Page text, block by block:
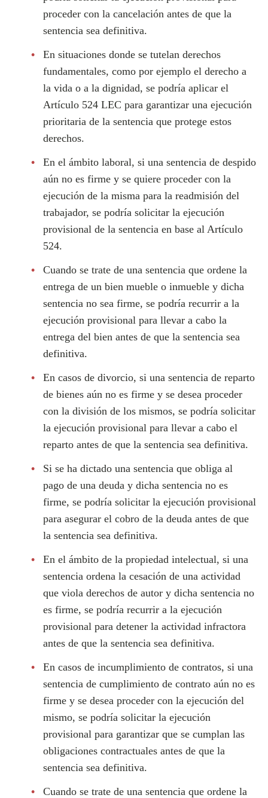
proceder con la cancelación antes de que la
sentencia sea definitiva.
En situaciones donde se tutelan derechos
fundamentales, como por ejemplo el derecho a
la vida o a la dignidad, se podría aplicar el
Artículo 524 LEC para garantizar una ejecución
prioritaria de la sentencia que protege estos
derechos.
En el ámbito laboral, si una sentencia de despido
aún no es firme y se quiere proceder con la
ejecución de la misma para la readmisión del
trabajador, se podría solicitar la ejecución
provisional de la sentencia en base al Artículo
524.
Cuando se trate de una sentencia que ordene la
entrega de un bien mueble o inmueble y dicha
sentencia no sea firme, se podría recurrir a la
ejecución provisional para llevar a cabo la
entrega del bien antes de que la sentencia sea
definitiva.
En casos de divorcio, si una sentencia de reparto
de bienes aún no es firme y se desea proceder
con la división de los mismos, se podría solicitar
la ejecución provisional para llevar a cabo el
reparto antes de que la sentencia sea definitiva.
Si se ha dictado una sentencia que obliga al
pago de una deuda y dicha sentencia no es
firme, se podría solicitar la ejecución provisional
para asegurar el cobro de la deuda antes de que
la sentencia sea definitiva.
En el ámbito de la propiedad intelectual, si una
sentencia ordena la cesación de una actividad
que viola derechos de autor y dicha sentencia no
es firme, se podría recurrir a la ejecución
provisional para detener la actividad infractora
antes de que la sentencia sea definitiva.
En casos de incumplimiento de contratos, si una
sentencia de cumplimiento de contrato aún no es
firme y se desea proceder con la ejecución del
mismo, se podría solicitar la ejecución
provisional para garantizar que se cumplan las
obligaciones contractuales antes de que la
sentencia sea definitiva.
Cuando se trate de una sentencia que ordene la